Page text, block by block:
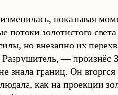
показывая
потоки золотистого
но внезапно их
— произнёс
знала границ. Он
как на проекции